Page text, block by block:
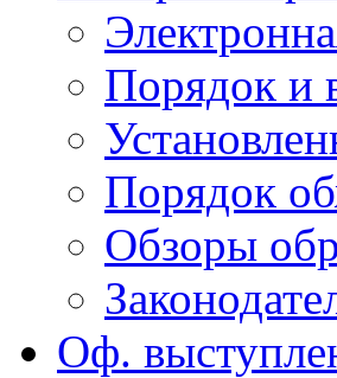
Порядок и
Порядок
Обзоры
Оф.